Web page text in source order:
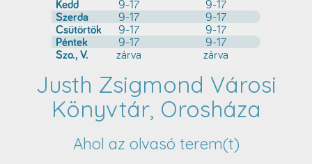
Justh Zsigmond Városi
Könyvtár, Orosháza
Ahol az olvasó terem(t)